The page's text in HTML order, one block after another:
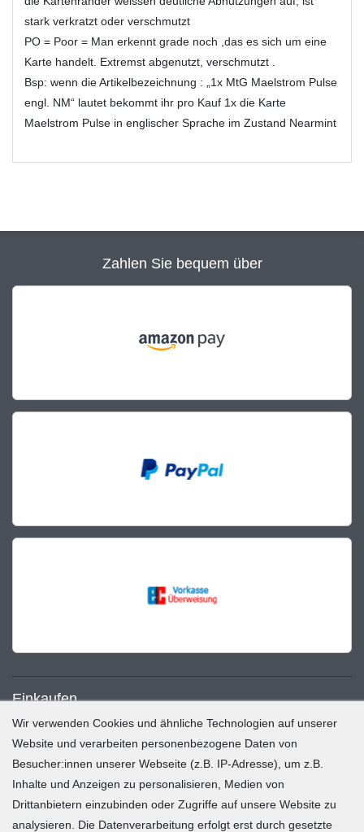
stark verkratzt oder verschmutzt
PO = Poor = Man erkennt grade noch ,das es sich um eine
Karte handelt. Extremst abgenutzt, verschmutzt .
Bsp: wenn die Artikelbezeichnung : „1x MtG Maelstrom Pulse
engl. NM“ lautet bekommt ihr pro Kauf 1x die Karte
Maelstrom Pulse in englischer Sprache im Zustand Nearmint
Zahlen Sie bequem über
Einkaufen
Zahlung und Versand
Widerrufsrecht
Warenkorb
Zur Kasse
Wir verwenden Cookies und ähnliche Technologien auf unserer
Website und verarbeiten personenbezogene Daten von
Besucher:innen unserer Webseite (z.B. IP-Adresse), um z.B.
Inhalte und Anzeigen zu personalisieren, Medien von
Drittanbietern einzubinden oder Zugriffe auf unsere Website zu
analysieren. Die Datenverarbeitung erfolgt erst durch gesetzte